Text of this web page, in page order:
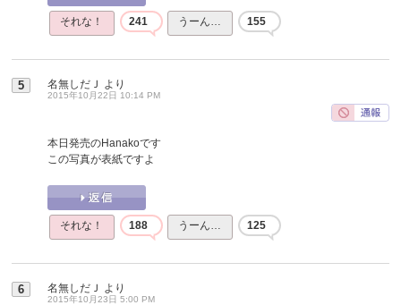
それな！ 241 うーん… 155
5 名無しだＪ より
2015年10月22日 10:14 PM
本日発売のHanakoです
この写真が表紙ですよ
それな！ 188 うーん… 125
6 名無しだＪ より
2015年10月23日 5:00 PM